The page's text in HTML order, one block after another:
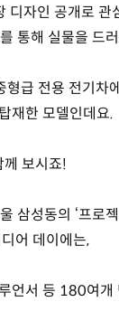
디자인 공개로 관
통해 실물을 드
형급 전용 전기차
재한 모델인데요.
께 보시죠!
삼성동의 ‘프로
어 데이에는,
언서 등 180여개